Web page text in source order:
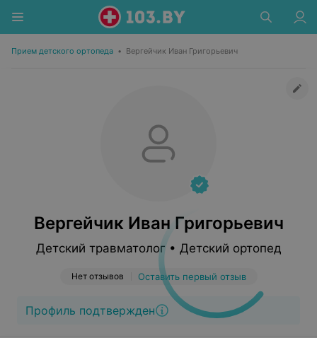
Прием детского ортопеда • Вергейчик Иван Григорьевич
Вергейчик Иван Григорьевич
Детский травматолог • Детский ортопед
Нет отзывов Оставить первый отзыв
Профиль подтвержден